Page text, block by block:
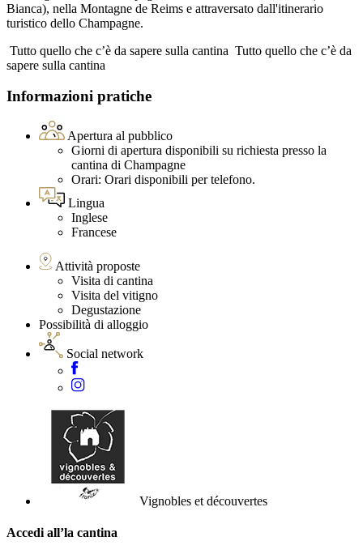
Bianca), nella Montagne de Reims e attraversato dall'itinerario
turistico dello Champagne.
Tutto quello che c’è da sapere sulla cantina Tutto quello che c’è da
sapere sulla cantina
Informazioni pratiche
Apertura al pubblico
Giorni di apertura disponibili su richiesta presso la
cantina di Champagne
Orari: Orari disponibili per telefono.
Lingua
Inglese
Francese
Attività proposte
Visita di cantina
Visita del vitigno
Degustazione
Possibilità di alloggio
Social network
Vignobles et découvertes
Accedi all’la cantina